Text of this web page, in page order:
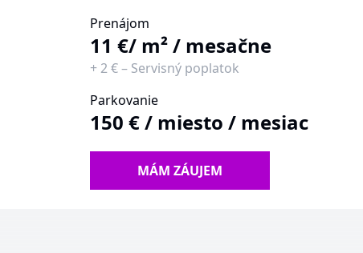
Prenájom
11 €/ m² / mesačne
+ 2 €– Servisný poplatok
Parkovanie
150 €/ miesto / mesiac
MÁM ZÁUJEM